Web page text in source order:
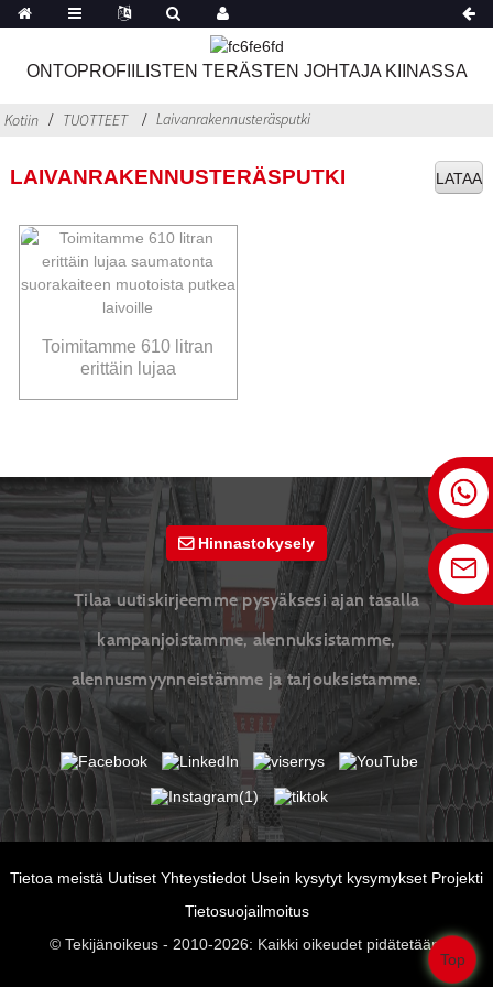
ONTOPROFIILISTEN TERÄSTEN JOHTAJA KIINASSA
Kotiin TUOTTEET Laivanrakennusteräsputki
LAIVANRAKENNUSTERÄSPUTKI LATAA
Toimitamme 610 litran
erittäin lujaa
Hinnastokysely
Tilaa uutiskirjeemme pysyäksesi ajan tasalla
kampanjoistamme, alennuksistamme,
alennusmyynneistämme ja tarjouksistamme.
Tietoa meistä Uutiset Yhteystiedot Usein kysytyt kysymykset Projekti
Tietosuojailmoitus
© Tekijänoikeus - 2010-2026: Kaikki oikeudet pidätetään.
Top